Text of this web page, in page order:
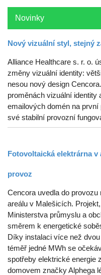
Novinky
Nový vizuální styl, stejný
Alliance Healthcare s. r. o.
změny vizuální identity:
nesou nový design
proměnách vizuální identity
emailových domén na
své stabilní provozní
Fotovoltaická elektrárna
provoz
Cencora uvedla do
areálu v Malešicích.
Ministerstva průmyslu a
směrem k energetické
Díky instalaci více než
téměř jedné MWh se
spotřeby elektrické energie
domovem značky Alphega